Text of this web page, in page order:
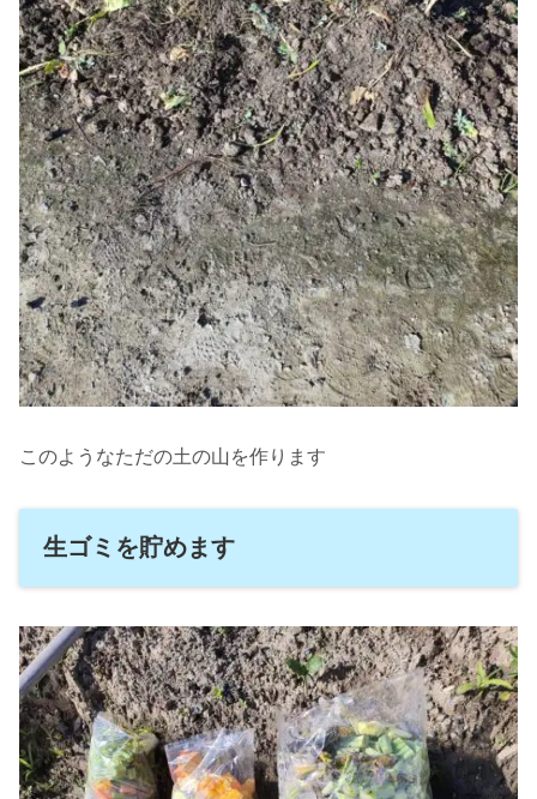
このようなただの土の山を作ります
生ゴミを貯めます